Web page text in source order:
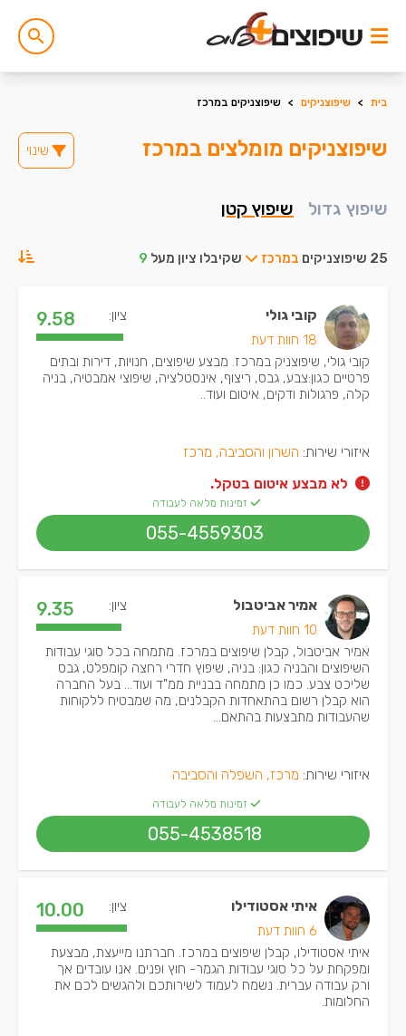
בית > שיפוצניקים > שיפוצניקים במרכז
שיפוצניקים מומלצים במרכז שינוי
שיפוץ גדול שיפוץ קטן
25 שיפוצניקים במרכז שקיבלו ציון מעל 9
קובי גולי
18 חוות דעת
ציון: 9.58
קובי גולי, שיפוצניק במרכז. מבצע שיפוצים, חנויות, דירות ובתים
פרטיים כגון:צבע, גבס, ריצוף, אינסטלציה, שיפוצי אמבטיה, בניה
קלה, פרגולות ודקים, איטום ועוד..
איזורי שירות: השרון והסביבה, מרכז
לא מבצע איטום בטקל.
זמינות מלאה לעבודה
055-4559303
אמיר אביטבול
10 חוות דעת
ציון: 9.35
אמיר אביטבול, קבלן שיפוצים במרכז. מתמחה בכל סוגי עבודות
השיפוצים והבניה כגון: בניה, שיפוץ חדרי רחצה קומפלט, גבס
שליכט צבע. כמו כן מתמחה בבניית ממ"ד ועוד... בעל החברה
הוא קבלן רשום בהתאחדות הקבלנים, מה שמבטיח ללקוחות
שהעבודות מתבצעות בהתאם...
איזורי שירות: מרכז, השפלה והסביבה
זמינות מלאה לעבודה
055-4538518
איתי אסטודילו
6 חוות דעת
ציון: 10.00
איתי אסטודילו, קבלן שיפוצים במרכז. חברתנו מייעצת, מבצעת
ומפקחת על כל סוגי עבודות הגמר- חוץ ופנים. אנו עובדים אך
ורק עבודה עברית. נשמח לעמוד לשירותכם ולהגשים לכם את
החלומות.